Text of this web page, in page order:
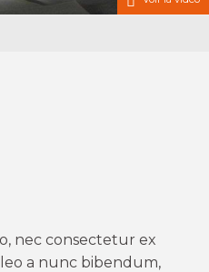
aux favoris
nec consectetur ex
a nunc bibendum,